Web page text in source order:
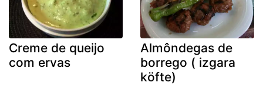
Creme de queijo
com ervas
Almôndegas de
borrego ( izgara
köfte)